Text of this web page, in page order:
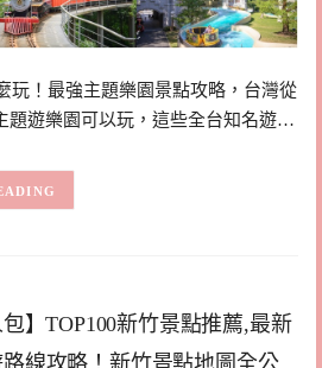
玩！最強主題樂園景點攻略，台灣從
題遊樂園可以玩，這些全台知名遊…
包】TOP100新竹景點推薦,最新